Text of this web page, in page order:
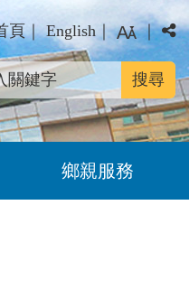
頁｜English ｜ ｜
鄉親服務